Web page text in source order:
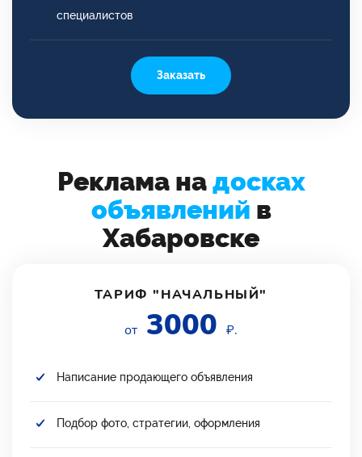
специалистов
Заказать
Реклама надосках
объявлений в
Хабаровске
ТАРИФ "НАЧАЛЬНЫЙ"
от 3000 ₽.
Написание продающего объявления
Подбор фото, стратегии, оформления